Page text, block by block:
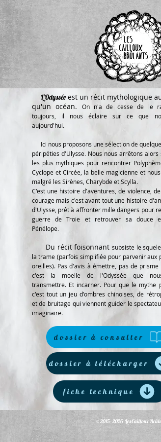
L'Odysséeest un récit mythologique
qu'un océan.
On n'a de cesse de le
toujours, il nous éclaire sur ce que
aujourd'hui.
Ici nous proposons une sélection de
péripéties d'Ulysse. Nous nous arrêtons alors
les plus mythiques pour rencontrer
Cyclope et Circée, la belle magicienne et
malgré les Sirènes, Charybde et Scylla.
C'est une histoire d'aventures, de violence,
courage mais c'est avant tout une histoire
d'Ulysse, prêt à affronter mille dangers pour
guerre de Troie et retrouver sa douce
Pénélope.
Du récit foisonnant subsiste le
la trame (parfois simplifiée pour parvenir aux
oreilles). Pas d'avis à émettre, pas de prisme
c'est la moelle de l'Odyssée que
transmettre. Et incarner. Pour que le mythe
c'est tout un jeu d'ombres chinoises, de
et de bruitage qui viennent guider le
imaginaire.
dossier à consulter
dossier à télécharger
fiche technique
© 2015- 2026 Les Cailloux